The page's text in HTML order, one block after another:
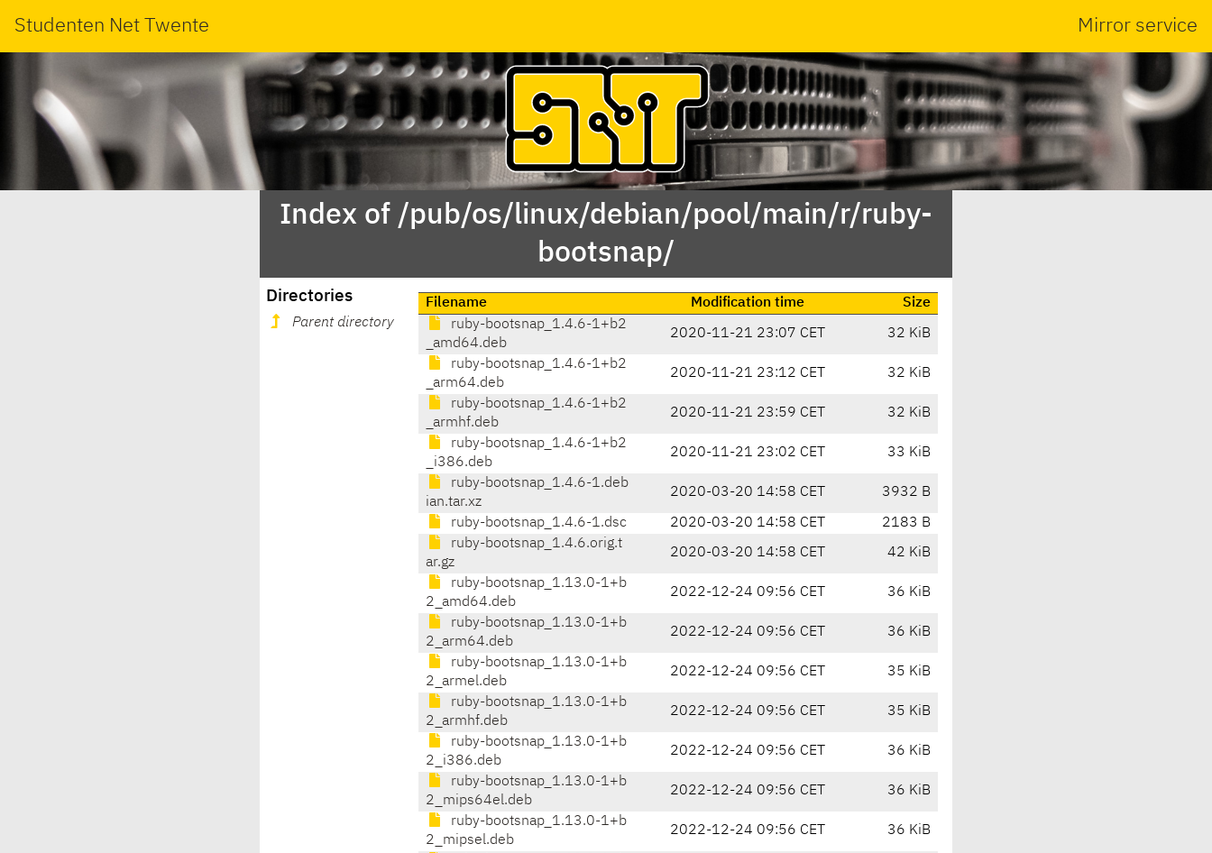
Studenten Net Twente Mirror service
Index of /pub/os/linux/debian/pool/main/r/ruby-
bootsnap/
Directories
Parent directory
Filename Modification time
Size
ruby-bootsnap_1.4.6-1+b2
_amd64.deb
2020-11-21 23:07 CET 32 KiB
ruby-bootsnap_1.4.6-1+b2
_arm64.deb
2020-11-21 23:12 CET 32 KiB
ruby-bootsnap_1.4.6-1+b2
_armhf.deb
2020-11-21 23:59 CET 32 KiB
ruby-bootsnap_1.4.6-1+b2
_i386.deb
2020-11-21 23:02 CET 33 KiB
ruby-bootsnap_1.4.6-1.deb
ian.tar.xz
2020-03-20 14:58 CET 3932 B
ruby-bootsnap_1.4.6-1.dsc 2020-03-20 14:58 CET
2183 B
ruby-bootsnap_1.4.6.orig.t
ar.gz
2020-03-20 14:58 CET 42 KiB
ruby-bootsnap_1.13.0-1+b
2_amd64.deb
2022-12-24 09:56 CET 36 KiB
ruby-bootsnap_1.13.0-1+b
2_arm64.deb
2022-12-24 09:56 CET 36 KiB
ruby-bootsnap_1.13.0-1+b
2_armel.deb
2022-12-24 09:56 CET 35 KiB
ruby-bootsnap_1.13.0-1+b
2_armhf.deb
2022-12-24 09:56 CET 35 KiB
ruby-bootsnap_1.13.0-1+b
2_i386.deb
2022-12-24 09:56 CET 36 KiB
ruby-bootsnap_1.13.0-1+b
2_mips64el.deb
2022-12-24 09:56 CET 36 KiB
ruby-bootsnap_1.13.0-1+b
2_mipsel.deb
2022-12-24 09:56 CET 36 KiB